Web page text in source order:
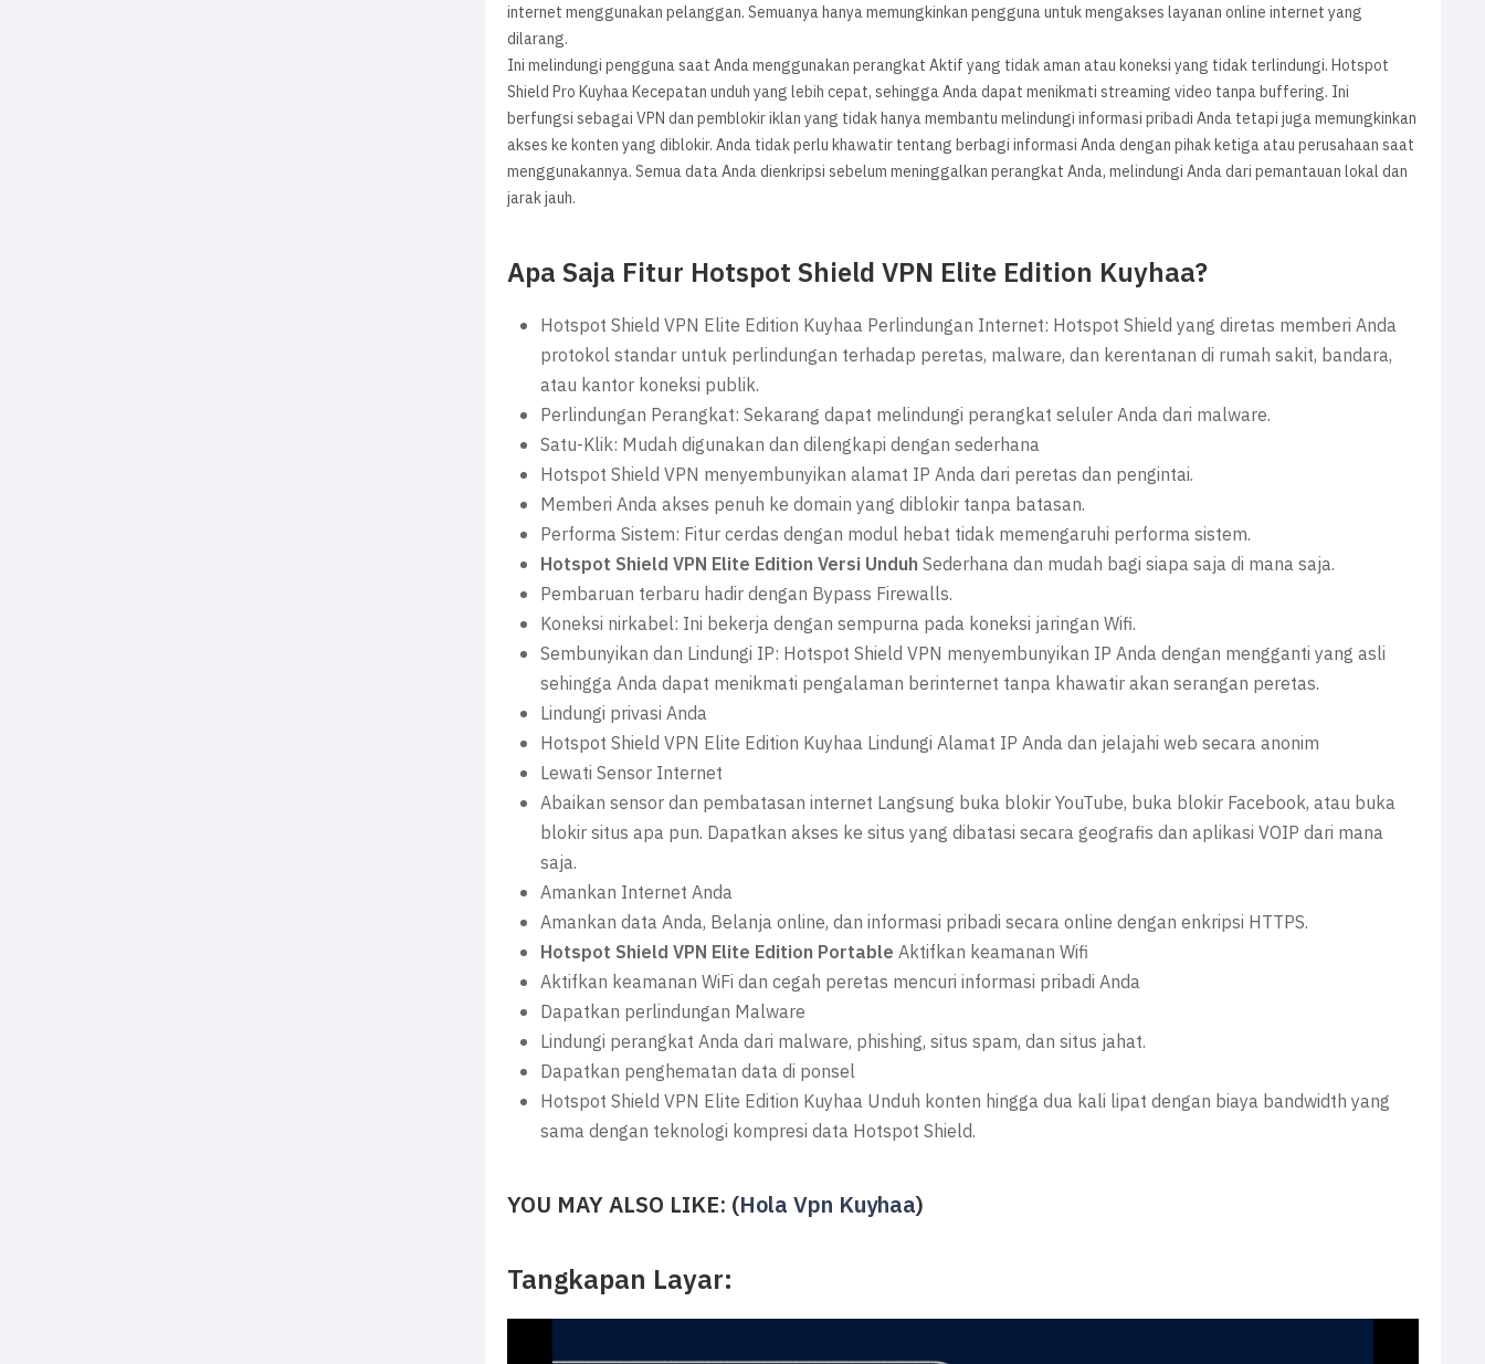
internet menggunakan pelanggan. Semuanya hanya memungkinkan pengguna untuk mengakses layanan online internet yang
dilarang.
Ini melindungi pengguna saat Anda menggunakan perangkat Aktif yang tidak aman atau koneksi yang tidak terlindungi. Hotspot
Shield Pro Kuyhaa Kecepatan unduh yang lebih cepat, sehingga Anda dapat menikmati streaming video tanpa buffering. Ini
berfungsi sebagai VPN dan pemblokir iklan yang tidak hanya membantu melindungi informasi pribadi Anda tetapi juga memungkinkan
akses ke konten yang diblokir. Anda tidak perlu khawatir tentang berbagi informasi Anda dengan pihak ketiga atau perusahaan saat
menggunakannya. Semua data Anda dienkripsi sebelum meninggalkan perangkat Anda, melindungi Anda dari pemantauan lokal dan
jarak jauh.
Apa Saja Fitur Hotspot Shield VPN Elite Edition Kuyhaa?
Hotspot Shield VPN Elite Edition Kuyhaa Perlindungan Internet: Hotspot Shield yang diretas memberi Anda
protokol standar untuk perlindungan terhadap peretas, malware, dan kerentanan di rumah sakit, bandara,
atau kantor koneksi publik.
Perlindungan Perangkat: Sekarang dapat melindungi perangkat seluler Anda dari malware.
Satu-Klik: Mudah digunakan dan dilengkapi dengan sederhana
Hotspot Shield VPN menyembunyikan alamat IP Anda dari peretas dan pengintai.
Memberi Anda akses penuh ke domain yang diblokir tanpa batasan.
Performa Sistem: Fitur cerdas dengan modul hebat tidak memengaruhi performa sistem.
Hotspot Shield VPN Elite Edition Versi UnduhSederhana dan mudah bagi siapa saja di mana saja.
Pembaruan terbaru hadir dengan Bypass Firewalls.
Koneksi nirkabel: Ini bekerja dengan sempurna pada koneksi jaringan Wifi.
Sembunyikan dan Lindungi IP: Hotspot Shield VPN menyembunyikan IP Anda dengan mengganti yang asli
sehingga Anda dapat menikmati pengalaman berinternet tanpa khawatir akan serangan peretas.
Lindungi privasi Anda
Hotspot Shield VPN Elite Edition Kuyhaa Lindungi Alamat IP Anda dan jelajahi web secara anonim
Lewati Sensor Internet
Abaikan sensor dan pembatasan internet Langsung buka blokir YouTube, buka blokir Facebook, atau buka
blokir situs apa pun. Dapatkan akses ke situs yang dibatasi secara geografis dan aplikasi VOIP dari mana
saja.
Amankan Internet Anda
Amankan data Anda, Belanja online, dan informasi pribadi secara online dengan enkripsi HTTPS.
Hotspot Shield VPN Elite Edition PortableAktifkan keamanan Wifi
Aktifkan keamanan WiFi dan cegah peretas mencuri informasi pribadi Anda
Dapatkan perlindungan Malware
Lindungi perangkat Anda dari malware, phishing, situs spam, dan situs jahat.
Dapatkan penghematan data di ponsel
Hotspot Shield VPN Elite Edition Kuyhaa Unduh konten hingga dua kali lipat dengan biaya bandwidth yang
sama dengan teknologi kompresi data Hotspot Shield.
YOU MAY ALSO LIKE: (Hola Vpn Kuyhaa)
Tangkapan Layar: